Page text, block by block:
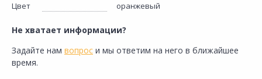
Цвет оранжевый
Не хватает информации?
Задайте нам вопрос и мы ответим на него в ближайшее
время.